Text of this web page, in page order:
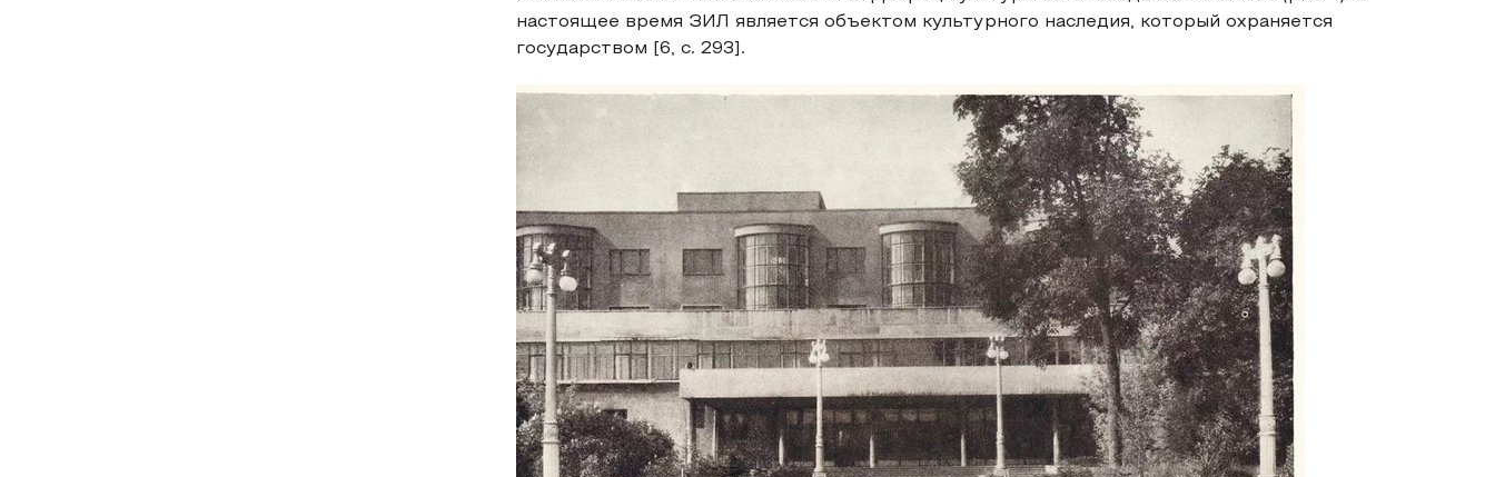
настоящее время ЗИЛ является объектом культурного наследия, который охраняется
государством [6, с. 293].